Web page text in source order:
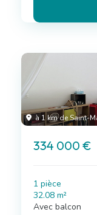
à 1 km de Saint-
334 000 €
1 pièce
32.08 m²
Avec balcon